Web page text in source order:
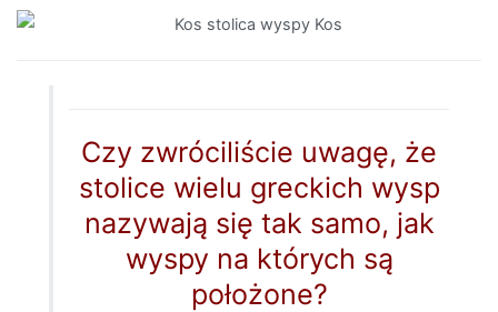
Czy zwróciliście uwagę, że
stolice wielu greckich wysp
nazywają się tak samo, jak
wyspy na których są
położone?